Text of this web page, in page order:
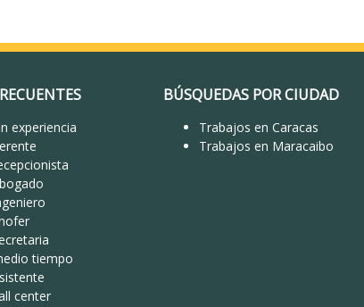
experiencia
tiempo
center
BÚSQUEDAS POR CIUDAD
Trabajos en Caracas
Trabajos en Maracaibo